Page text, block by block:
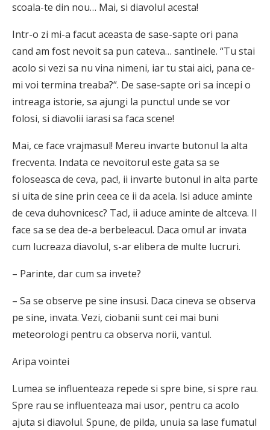
scoala-te din nou… Mai, si diavolul acesta!
Intr-o zi mi-a facut aceasta de sase-sapte ori pana
cand am fost nevoit sa pun cateva… santinele. “Tu stai
acolo si vezi sa nu vina nimeni, iar tu stai aici, pana ce-
mi voi termina treaba?“. De sase-sapte ori sa incepi o
intreaga istorie, sa ajungi la punctul unde se vor
folosi, si diavolii iarasi sa faca scene!
Mai, ce face vrajmasul! Mereu invarte butonul la alta
frecventa. Indata ce nevoitorul este gata sa se
foloseasca de ceva, pac!, ii invarte butonul in alta parte
si uita de sine prin ceea ce ii da acela. Isi aduce aminte
de ceva duhovnicesc? Tac!, ii aduce aminte de altceva. Il
face sa se dea de-a berbeleacul. Daca omul ar invata
cum lucreaza diavolul, s-ar elibera de multe lucruri.
– Parinte, dar cum sa invete?
– Sa se observe pe sine insusi. Daca cineva se observa
pe sine, invata. Vezi, ciobanii sunt cei mai buni
meteorologi pentru ca observa norii, vantul.
Aripa vointei
Lumea se influenteaza repede si spre bine, si spre rau.
Spre rau se influenteaza mai usor, pentru ca acolo
ajuta si diavolul. Spune, de pilda, unuia sa lase fumatul